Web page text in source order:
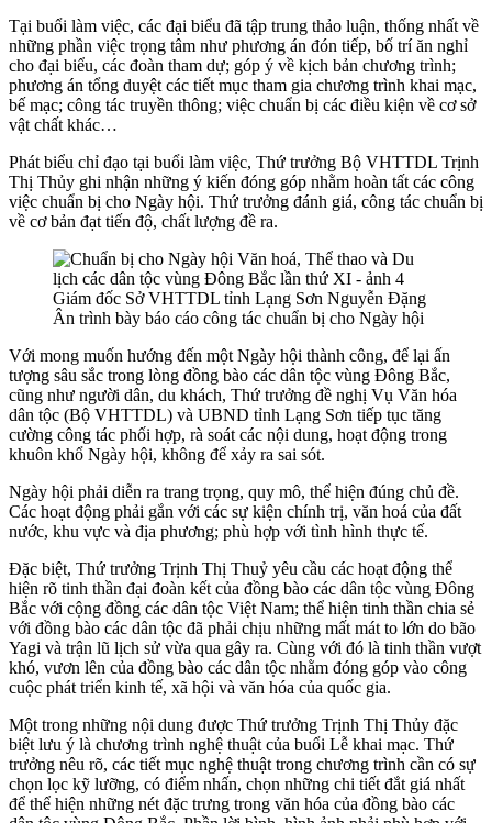
Tại buổi làm việc, các đại biểu đã tập trung thảo luận, thống nhất về
những phần việc trọng tâm như phương án đón tiếp, bố trí ăn nghỉ
cho đại biểu, các đoàn tham dự; góp ý về kịch bản chương trình;
phương án tổng duyệt các tiết mục tham gia chương trình khai mạc,
bế mạc; công tác truyền thông; việc chuẩn bị các điều kiện về cơ sở
vật chất khác…
Phát biểu chỉ đạo tại buổi làm việc, Thứ trưởng Bộ VHTTDL Trịnh
Thị Thủy ghi nhận những ý kiến đóng góp nhằm hoàn tất các công
việc chuẩn bị cho Ngày hội. Thứ trưởng đánh giá, công tác chuẩn bị
về cơ bản đạt tiến độ, chất lượng đề ra.
Giám đốc Sở VHTTDL tỉnh Lạng Sơn Nguyễn Đặng
Ân trình bày báo cáo công tác chuẩn bị cho Ngày hội
Với mong muốn hướng đến một Ngày hội thành công, để lại ấn
tượng sâu sắc trong lòng đồng bào các dân tộc vùng Đông Bắc,
cũng như người dân, du khách, Thứ trưởng đề nghị Vụ Văn hóa
dân tộc (Bộ VHTTDL) và UBND tỉnh Lạng Sơn tiếp tục tăng
cường công tác phối hợp, rà soát các nội dung, hoạt động trong
khuôn khổ Ngày hội, không để xảy ra sai sót.
Ngày hội phải diễn ra trang trọng, quy mô, thể hiện đúng chủ đề.
Các hoạt động phải gắn với các sự kiện chính trị, văn hoá của đất
nước, khu vực và địa phương; phù hợp với tình hình thực tế.
Đặc biệt, Thứ trưởng Trịnh Thị Thuỷ yêu cầu các hoạt động thể
hiện rõ tinh thần đại đoàn kết của đồng bào các dân tộc vùng Đông
Bắc với cộng đồng các dân tộc Việt Nam; thể hiện tinh thần chia sẻ
với đồng bào các dân tộc đã phải chịu những mất mát to lớn do bão
Yagi và trận lũ lịch sử vừa qua gây ra. Cùng với đó là tinh thần vượt
khó, vươn lên của đồng bào các dân tộc nhằm đóng góp vào công
cuộc phát triển kinh tế, xã hội và văn hóa của quốc gia.
Một trong những nội dung được Thứ trưởng Trịnh Thị Thủy đặc
biệt lưu ý là chương trình nghệ thuật của buổi Lễ khai mạc. Thứ
trưởng nêu rõ, các tiết mục nghệ thuật trong chương trình cần có sự
chọn lọc kỹ lưỡng, có điểm nhấn, chọn những chi tiết đắt giá nhất
để thể hiện những nét đặc trưng trong văn hóa của đồng bào các